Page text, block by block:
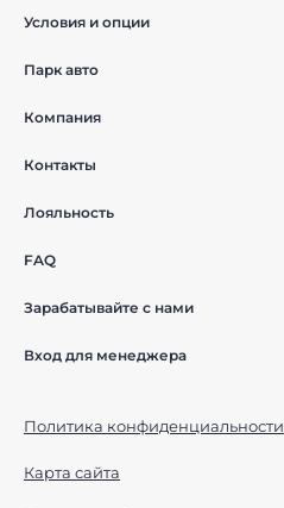
Условия и опции
Парк авто
Компания
Контакты
Лояльность
FAQ
Зарабатывайте с нами
Вход для менеджера
Политика конфиденциальности
Карта сайта